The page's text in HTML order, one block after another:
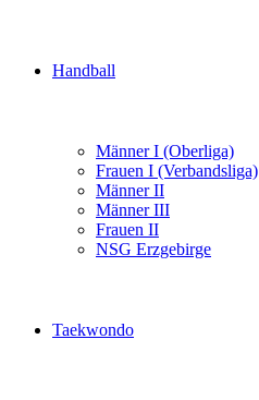
Handball
Männer I (Oberliga)
Frauen I (Verbandsliga)
Männer II
Männer III
Frauen II
NSG Erzgebirge
Taekwondo